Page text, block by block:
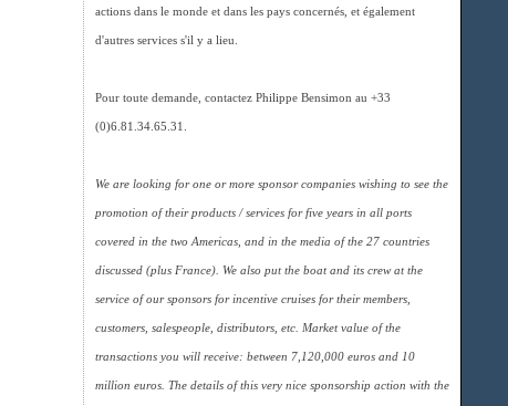
actions dans le monde et dans les pays concernés, et également
d'autres services s'il y a lieu.
Pour toute demande, contactez Philippe Bensimon au +33
(0)6.81.34.65.31.
We are looking for one or more sponsor companies wishing to see the
promotion of their products / services for five years in all ports
covered in the two Americas, and in the media of the 27 countries
discussed (plus France). We also put the boat and its crew at the
service of our sponsors for incentive cruises for their members,
customers, salespeople, distributors, etc. Market value of the
transactions you will receive: between 7,120,000 euros and 10
million euros. The details of this very nice sponsorship action with the